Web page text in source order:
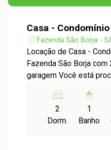
Casa - Condomínio
Fazenda São Borja -
Locação de Casa -
Fazenda São Borja
garagem Você está procurando uma casa para
Temos a opção perfeita para
está localizada no
São Leopoldo, e
2
Dorm.
1
Banho